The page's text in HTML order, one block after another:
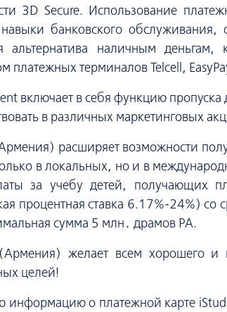
3D Secure. Использование
навыки банковского
альтернатива наличным деньгам,
платежных терминалов Telcell,
включает в себя функцию
в различных маркетинговых
расширяет возможности
в локальных, но и в
за учебу детей, получающих
процентная ставка 6.17%-24%)
сумма 5 млн․ драмов РА.
желает всем хорошего и
целей!
информацию о платежной карте